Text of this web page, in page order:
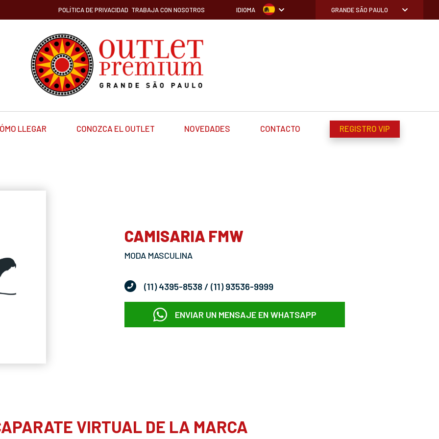
POLÍTICA DE PRIVACIDAD TRABAJA CON NOSOTROS IDIOMA GRANDE SÃO PAULO
LLEGAR CONOZCA EL OUTLET NOVEDADES CONTACTO REGISTRO VIP
CAMISARIA FMW
MODA MASCULINA
(11) 4395-8538 / (11) 93536-9999
ENVIAR UN MENSAJE EN WHATSAPP
VIRTUAL DE LA MARCA